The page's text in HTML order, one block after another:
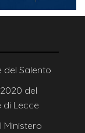
del Salento
del
di Lecce